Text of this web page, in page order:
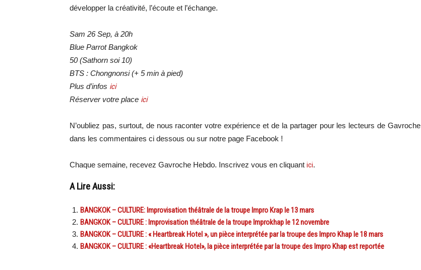
développer la créativité, l’écoute et l’échange.
Sam 26 Sep, à 20h
Blue Parrot Bangkok
50 (Sathorn soi 10)
BTS : Chongnonsi (+ 5 min à pied)
Plus d’infos ici
Réserver votre place ici
N’oubliez pas, surtout, de nous raconter votre expérience et de la partager pour les lecteurs de Gavroche
dans les commentaires ci dessous ou sur notre page Facebook !
Chaque semaine, recevez Gavroche Hebdo. Inscrivez vous en cliquant ici.
A Lire Aussi:
BANGKOK – CULTURE: Improvisation théâtrale de la troupe Impro Krap le 13 mars
BANGKOK – CULTURE : Improvisation théâtrale de la troupe Improkhap le 12 novembre
BANGKOK – CULTURE : « Heartbreak Hotel », un pièce interprétée par la troupe des Impro Khap le 18 mars
BANGKOK – CULTURE : «Heartbreak Hotel», la pièce interprétée par la troupe des Impro Khap est reportée